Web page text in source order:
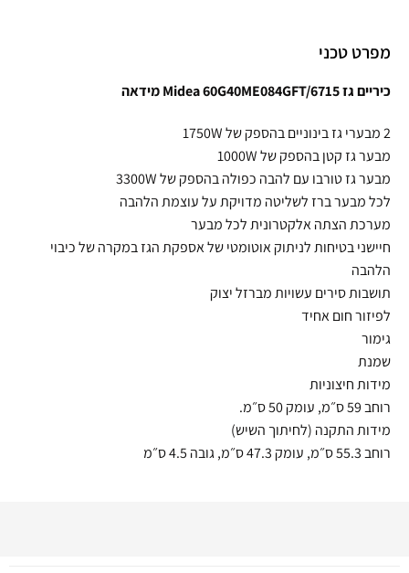
מפרט טכני
כיריים גז Midea 60G40ME084GFT/6715 מידאה
2 מבערי גז בינוניים בהספק של 1750W
מבער גז קטן בהספק של 1000W
מבער גז טורבו עם להבה כפולה בהספק של 3300W
לכל מבער ברז לשליטה מדויקת על עוצמת הלהבה
מערכת הצתה אלקטרונית לכל מבער
חיישני בטיחות לניתוק אוטומטי של אספקת הגז במקרה של כיבוי
הלהבה
תושבות סירים עשויות מברזל יצוק
לפיזור חום אחיד
גימור
שמנת
מידות חיצוניות
רוחב 59 ס״מ, עומק 50 ס״מ.
מידות התקנה (לחיתוך השיש)
רוחב 55.3 ס״מ, עומק 47.3 ס״מ, גובה 4.5 ס״מ